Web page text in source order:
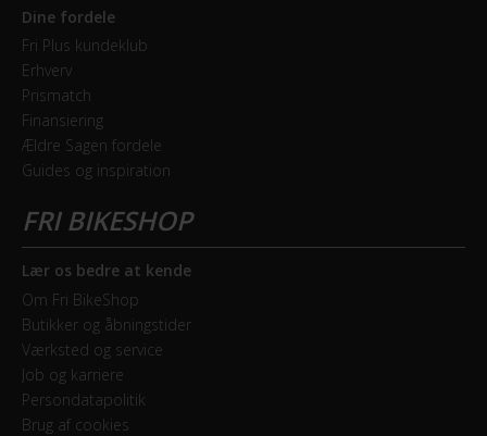
Dine fordele
Fri Plus kundeklub
Erhverv
Prismatch
Finansiering
Ældre Sagen fordele
Guides og inspiration
Lær os bedre at kende
Om Fri BikeShop
Butikker og åbningstider
Værksted og service
Job og karriere
Persondatapolitik
Brug af cookies